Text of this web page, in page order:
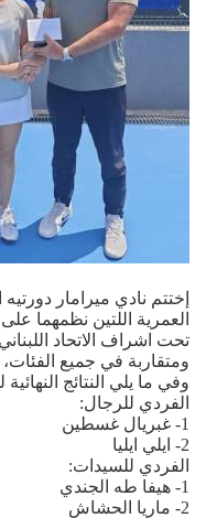
إختتم نادي ميرامار
تحت اشراف الاتحاد
ومتقاربة في جميع
وفي ما يلي النتائج
الفردي للرجال:
1- غبريال غسطين
2- ايلي ايليا
الفردي للسيدات:
1- هيفا طه الجندي
2- ماريا الحشاش